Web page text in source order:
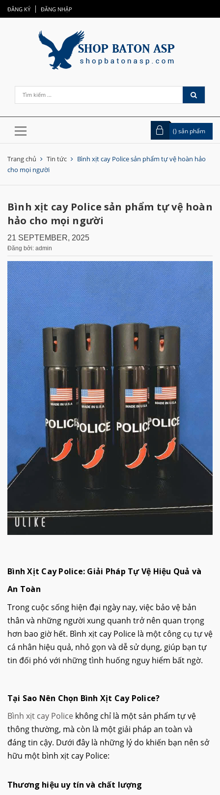
ĐĂNG KÝ ĐĂNG NHẬP
() sản phẩm
Trang chủ Tin tức
Bình xịt cay Police sản phẩm tự vệ hoàn hảo
cho mọi người
Bình xịt cay Police sản phẩm tự vệ hoàn
hảo cho mọi người
21 SEPTEMBER, 2025
Đăng bởi: admin
Bình Xịt Cay Police: Giải Pháp Tự Vệ Hiệu Quả và
An Toàn
Trong cuộc sống hiện đại ngày nay, việc bảo vệ bản
thân và những người xung quanh trở nên quan trọng
hơn bao giờ hết. Bình xịt cay Police là một công cụ tự vệ
cá nhân hiệu quả, nhỏ gọn và dễ sử dụng, giúp bạn tự
tin đối phó với những tình huống nguy hiểm bất ngờ.
Tại Sao Nên Chọn Bình Xịt Cay Police?
Bình xịt cay Police không chỉ là một sản phẩm tự vệ
thông thường, mà còn là một giải pháp an toàn và
đáng tin cậy. Dưới đây là những lý do khiến bạn nên sở
hữu một bình xịt cay Police:
Thương hiệu uy tín và chất lượng